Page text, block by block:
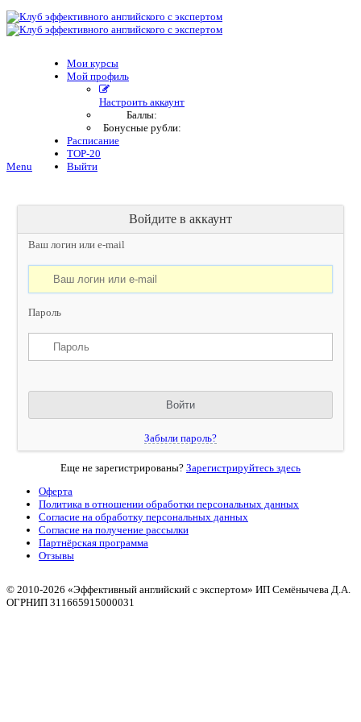
Menu
Мои курсы
Мой профиль
Настроить аккаунт
Баллы:
Бонусные рубли:
Расписание
TOP-20
Выйти
Войдите в аккаунт
Ваш логин или e-mail
Пароль
Забыли пароль?
Еще не зарегистрированы? Зарегистрируйтесь здесь
Оферта
Политика в отношении обработки персональных данных
Согласие на обработку персональных данных
Согласие на получение рассылки
Партнёрская программа
Отзывы
© 2010-2026 «Эффективный английский с экспертом» ИП Семёнычева Д.А.
ОГРНИП 311665915000031